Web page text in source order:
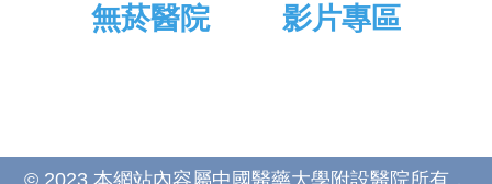
無菸醫院 影片專區
© 2023 本網站內容屬中國醫藥大學附設醫院所有，